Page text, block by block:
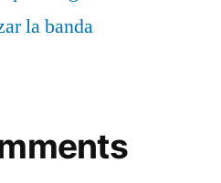
la banda